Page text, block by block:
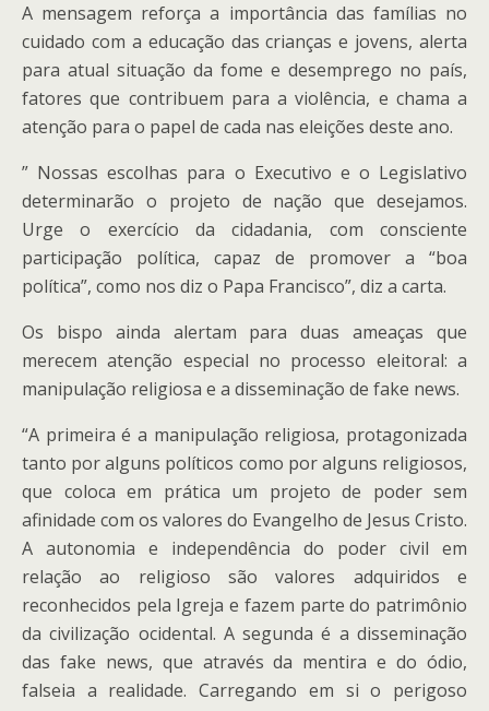
A mensagem reforça a importância das famílias no
cuidado com a educação das crianças e jovens, alerta
para atual situação da fome e desemprego no país,
fatores que contribuem para a violência, e chama a
atenção para o papel de cada nas eleições deste ano.
” Nossas escolhas para o Executivo e o Legislativo
determinarão o projeto de nação que desejamos.
Urge o exercício da cidadania, com consciente
participação política, capaz de promover a “boa
política”, como nos diz o Papa Francisco”, diz a carta.
Os bispo ainda alertam para duas ameaças que
merecem atenção especial no processo eleitoral: a
manipulação religiosa e a disseminação de fake news.
“A primeira é a manipulação religiosa, protagonizada
tanto por alguns políticos como por alguns religiosos,
que coloca em prática um projeto de poder sem
afinidade com os valores do Evangelho de Jesus Cristo.
A autonomia e independência do poder civil em
relação ao religioso são valores adquiridos e
reconhecidos pela Igreja e fazem parte do patrimônio
da civilização ocidental. A segunda é a disseminação
das fake news, que através da mentira e do ódio,
falseia a realidade. Carregando em si o perigoso